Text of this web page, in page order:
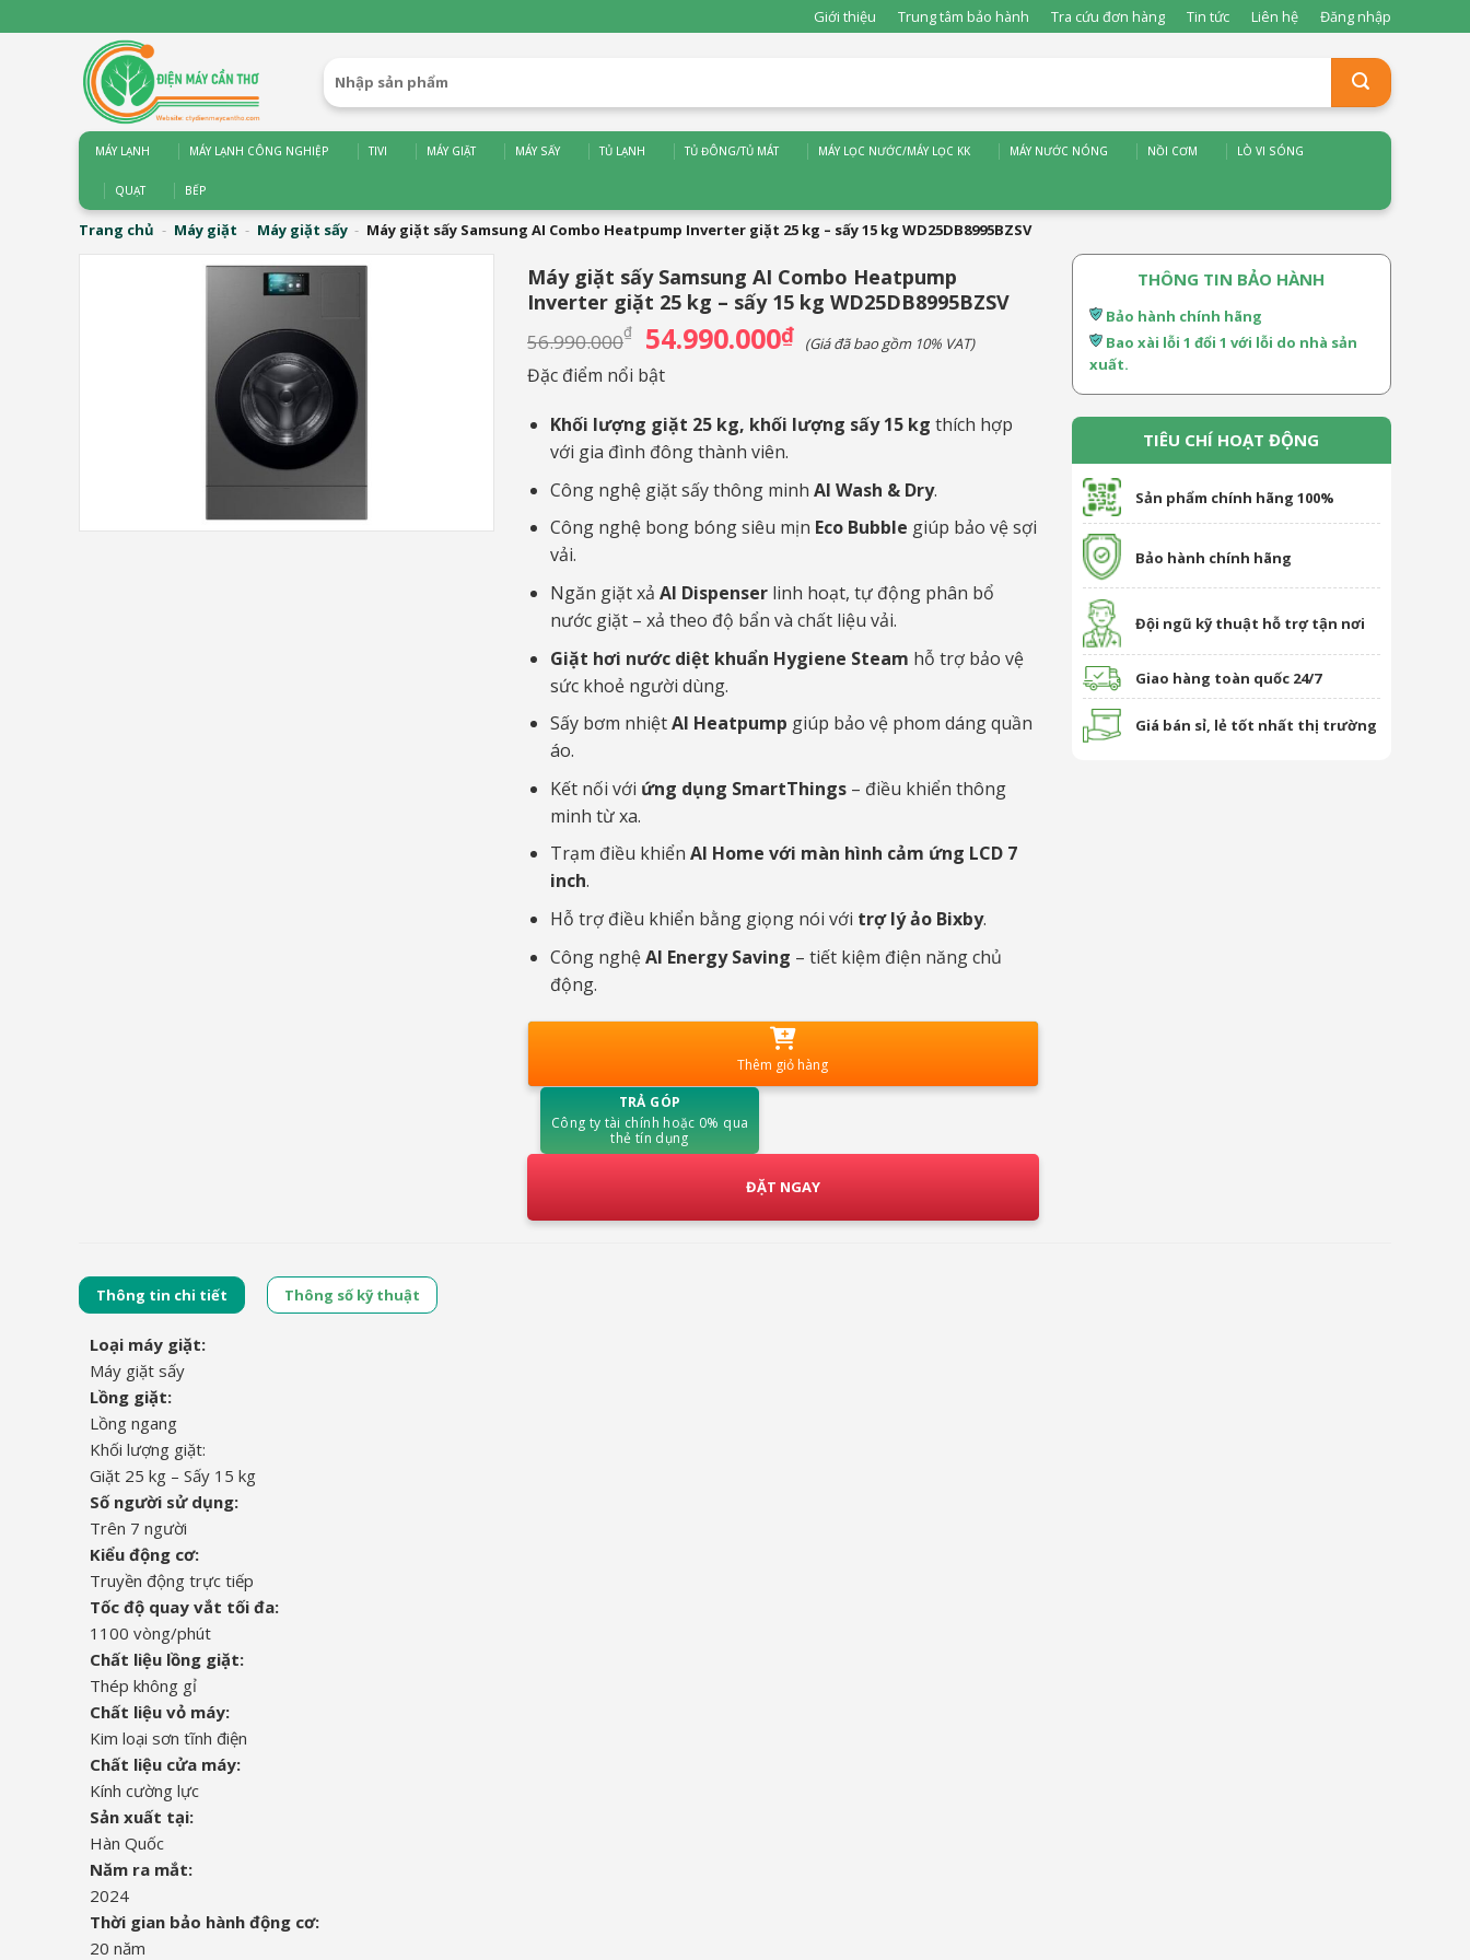
qua
Giới thiệu Trung tâm bảo hành Tra cứu đơn hàng Tin tức Liên hệ Đăng nhập
Tìm
kiếm:
MÁY LẠNH MÁY LẠNH CÔNG NGHIỆP TIVI MÁY GIẶT MÁY SẤY TỦ LẠNH TỦ ĐÔNG/TỦ MÁT MÁY LỌC NƯỚC/MÁY LỌC KK MÁY NƯỚC NÓNG NỒI CƠM LÒ VI SÓNG
QUẠT BẾP
Trang chủ - Máy giặt - Máy giặt sấy - Máy giặt sấy Samsung AI Combo Heatpump Inverter giặt 25 kg – sấy 15 kg WD25DB8995BZSV
Máy giặt sấy Samsung AI Combo Heatpump
Inverter giặt 25 kg – sấy 15 kg WD25DB8995BZSV
56.990.000₫ Giá
gốc
là:
56.990.000₫.
54.990.000₫Giá
hiện
(Giá đã bao gồm 10% VAT)
Đặc điểm nổi bật
Khối lượng giặt 25 kg, khối lượng sấy 15 kg thích hợp
với gia đình đông thành viên.
Công nghệ giặt sấy thông minh AI Wash & Dry.
Công nghệ bong bóng siêu mịn Eco Bubble giúp bảo vệ sợi
vải.
Ngăn giặt xả AI Dispenserlinh hoạt, tự động phân bổ
nước giặt – xả theo độ bẩn và chất liệu vải.
Giặt hơi nước diệt khuẩn Hygiene Steam hỗ trợ bảo vệ
sức khoẻ người dùng.
Sấy bơm nhiệtAI Heatpump giúp bảo vệ phom dáng quần
áo.
Kết nối với ứng dụng SmartThings– điều khiển thông
minh từ xa.
Trạm điều khiển AI Home với màn hình cảm ứng LCD 7
inch.
Hỗ trợ điều khiển bằng giọng nói với trợ lý ảo Bixby.
Công nghệAI Energy Saving – tiết kiệm điện năng chủ
động.
Thêm giỏ hàng
TRẢ GÓP
Công ty tài chính hoặc 0% qua
thẻ tín dụng
ĐẶT NGAY
THÔNG TIN BẢO HÀNH
Bảo hành chính hãng
Bao xài lỗi 1 đổi 1 với lỗi do nhà sản
xuất.
TIÊU CHÍ HOẠT ĐỘNG
Sản phẩm chính hãng 100%
Bảo hành chính hãng
Đội ngũ kỹ thuật hỗ trợ tận nơi
Giao hàng toàn quốc 24/7
Giá bán sỉ, lẻ tốt nhất thị trường
Thông tin chi tiết Thông số kỹ thuật
Loại máy giặt:
Máy giặt sấy
Lồng giặt:
Lồng ngang
Khối lượng giặt:
Giặt 25 kg – Sấy 15 kg
Số người sử dụng:
Trên 7 người
Kiểu động cơ:
Truyền động trực tiếp
Tốc độ quay vắt tối đa:
1100 vòng/phút
Chất liệu lồng giặt:
Thép không gỉ
Chất liệu vỏ máy:
Kim loại sơn tĩnh điện
Chất liệu cửa máy:
Kính cường lực
Sản xuất tại:
Hàn Quốc
Năm ra mắt:
2024
Thời gian bảo hành động cơ:
20 năm